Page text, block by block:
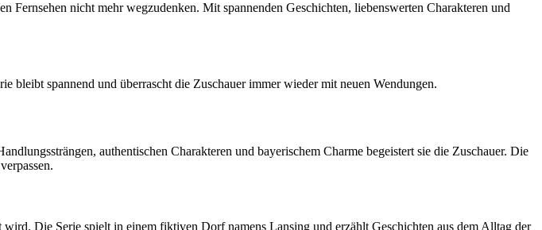
Fernsehen nicht mehr wegzudenken. Mit spannenden Geschichten, liebenswerten Charakteren und
bleibt spannend und überrascht die Zuschauer immer wieder mit neuen Wendungen.
authentischen Charakteren und bayerischem Charme begeistert sie die Zuschauer. Die
Die Serie spielt in einem fiktiven Dorf namens Lansing und erzählt Geschichten aus dem Alltag der